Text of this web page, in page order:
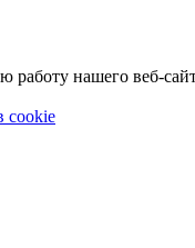
нашего веб-
cookie